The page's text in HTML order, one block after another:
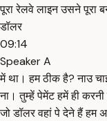
पूरा रेलवे लाइन उसने पूरा
डॉलर
09:14
Speaker A
में था। हम ठीक है? नाउ
ना। तुम्हें पेमेंट हमें ही
जो डॉलर वहां पे देने हैं हम